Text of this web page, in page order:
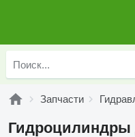
Запчасти
Гидроцилиндры